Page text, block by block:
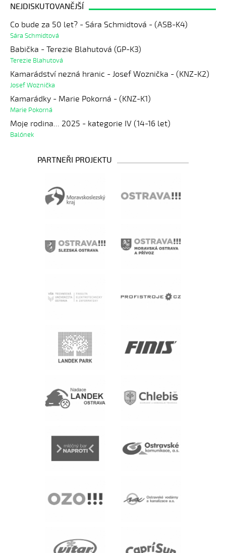
NEJDISKUTOVANĚJŠÍ
Co bude za 50 let? - Sára Schmidtová - (ASB-K4)
Sára Schmidtová
Babička - Terezie Blahutová (GP-K3)
Terezie Blahutová
Kamarádství nezná hranic - Josef Woznička - (KNZ-K2)
Josef Woznička
Kamarádky - Marie Pokorná - (KNZ-K1)
Marie Pokorná
Moje rodina... 2025 - kategorie IV (14-16 let)
Balónek
PARTNEŘI PROJEKTU